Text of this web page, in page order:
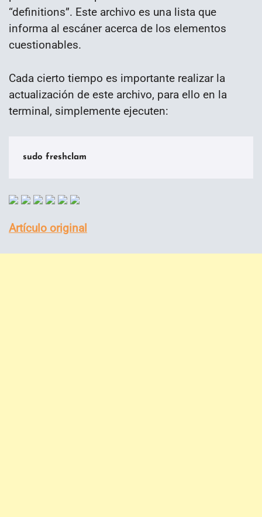
“definitions”. Este archivo es una lista que
informa al escáner acerca de los elementos
cuestionables.
Cada cierto tiempo es importante realizar la
actualización de este archivo, para ello en la
terminal, simplemente ejecuten:
sudo freshclam
Artículo original